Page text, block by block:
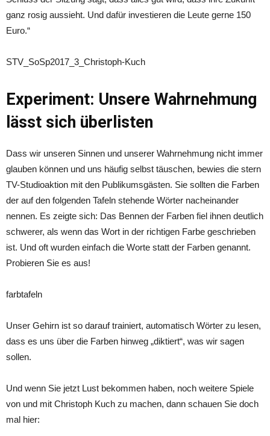
ganz rosig aussieht. Und dafür investieren die Leute gerne 150
Euro.“
STV_SoSp2017_3_Christoph-Kuch
Experiment: Unsere Wahrnehmung
lässt sich überlisten
Dass wir unseren Sinnen und unserer Wahrnehmung nicht immer
glauben können und uns häufig selbst täuschen, bewies die stern
TV-Studioaktion mit den Publikumsgästen. Sie sollten die Farben
der auf den folgenden Tafeln stehende Wörter nacheinander
nennen. Es zeigte sich: Das Bennen der Farben fiel ihnen deutlich
schwerer, als wenn das Wort in der richtigen Farbe geschrieben
ist. Und oft wurden einfach die Worte statt der Farben genannt.
Probieren Sie es aus!
farbtafeln
Unser Gehirn ist so darauf trainiert, automatisch Wörter zu lesen,
dass es uns über die Farben hinweg „diktiert“, was wir sagen
sollen.
Und wenn Sie jetzt Lust bekommen haben, noch weitere Spiele
von und mit Christoph Kuch zu machen, dann schauen Sie doch
mal hier: